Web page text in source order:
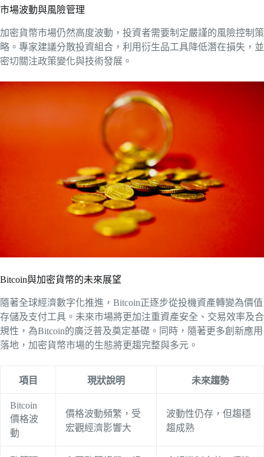
市場波動與風險管理
加密貨幣市場仍然高度波動，投資者需要制定嚴謹的風險控制策
略。專家建議分散投資組合，利用衍生品工具降低潛在損失，並
密切關注政策變化與技術發展。
Bitcoin與加密貨幣的未來展望
隨著全球經濟數字化推進，Bitcoin正逐步從投機資產轉變為價值
存儲及支付工具。未來市場將更加注重資產安全、交易效率及合
規性，為Bitcoin的廣泛普及奠定基礎。同時，隨著更多創新應用
落地，加密貨幣市場的生態將更趨完整與多元。
項目 現狀說明 未來趨勢
Bitcoin
價格波
動
價格波動頻繁，受
宏觀經濟影響大
波動性仍存，但趨穩
趨成熟